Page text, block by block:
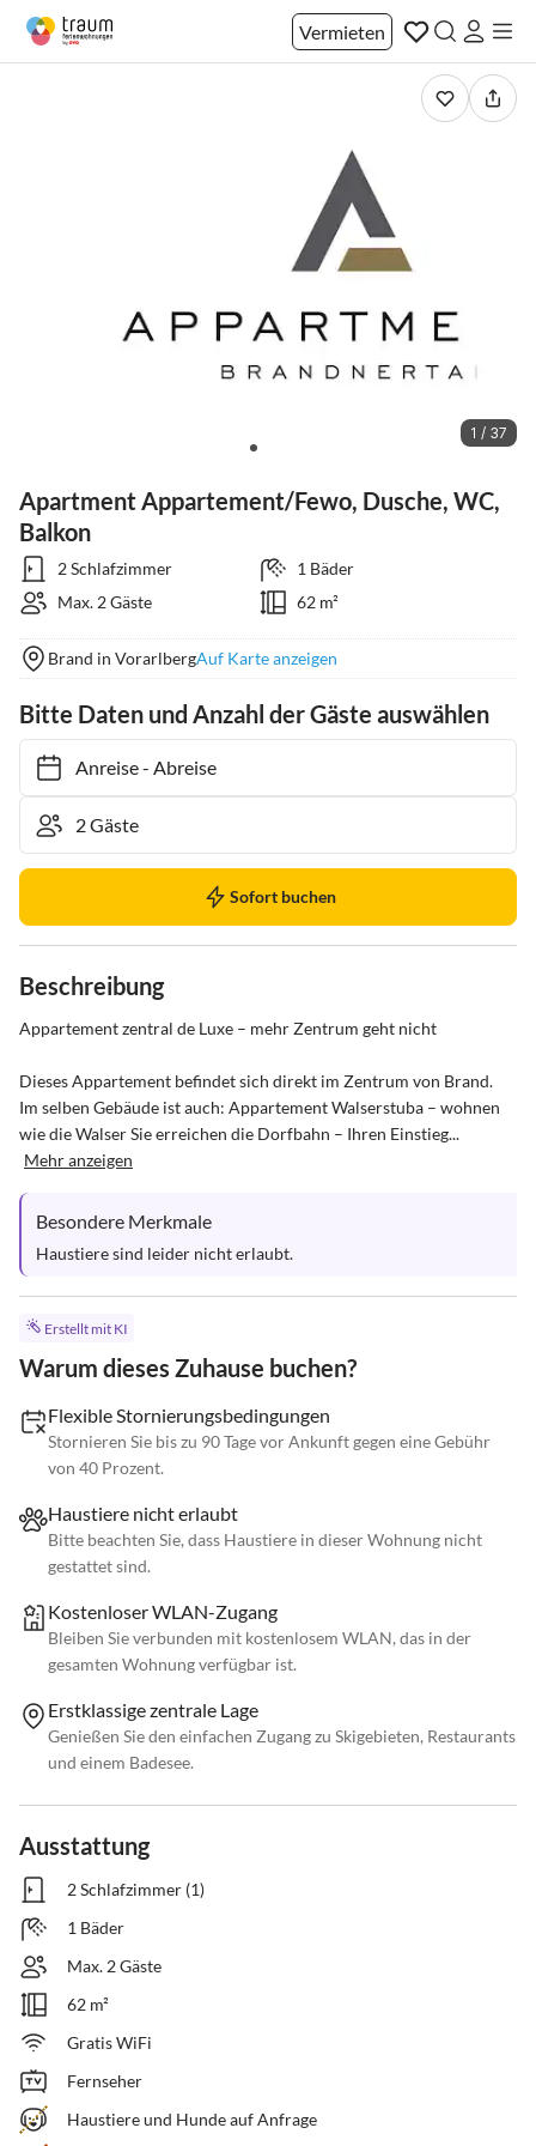
Vermieten
1 / 37
Apartment Appartement/Fewo, Dusche, WC,
Balkon
2 Schlafzimmer
1 Bäder
Max. 2 Gäste
62 m²
Brand in VorarlbergAuf Karte anzeigen
Bitte Daten und Anzahl der Gäste auswählen
Anreise- Abreise
Sofort buchen
Beschreibung
Appartement zentral de Luxe – mehr Zentrum geht nicht
Dieses Appartement befindet sich direkt im Zentrum von Brand.
Im selben Gebäude ist auch: Appartement Walserstuba – wohnen
wie die Walser Sie erreichen die Dorfbahn – Ihren Einstieg...
Mehr anzeigen
Besondere Merkmale
Haustiere sind leider nicht erlaubt.
Erstellt mit KI
Warum dieses Zuhause buchen?
Flexible Stornierungsbedingungen
Stornieren Sie bis zu 90 Tage vor Ankunft gegen eine Gebühr
von 40 Prozent.
Haustiere nicht erlaubt
Bitte beachten Sie, dass Haustiere in dieser Wohnung nicht
gestattet sind.
Kostenloser WLAN-Zugang
Bleiben Sie verbunden mit kostenlosem WLAN, das in der
gesamten Wohnung verfügbar ist.
Erstklassige zentrale Lage
Genießen Sie den einfachen Zugang zu Skigebieten, Restaurants
und einem Badesee.
Ausstattung
2 Schlafzimmer (1)
1 Bäder
Max. 2 Gäste
62 m²
Gratis WiFi
Fernseher
Haustiere und Hunde auf Anfrage